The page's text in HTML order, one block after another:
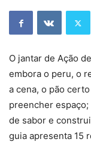
O jantar de Ação
embora o peru, o
a cena, o pão
preencher
de sabor e
guia apresenta 15